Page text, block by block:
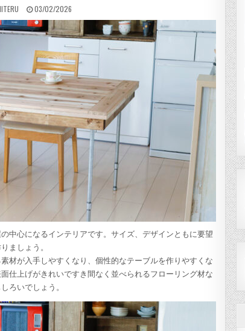
PUBLISHED DATE:
03/02/2026
中心になるインテリアです。サイズ、デザインともに要望
ましょう。
材が入手しやすくなり、個性的なテーブルを作りやすくな
仕上げがきれいですき間なく並べられるフローリング材な
ろいでしょう。